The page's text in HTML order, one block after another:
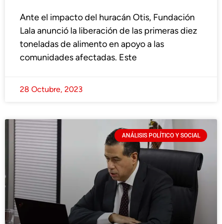
Ante el impacto del huracán Otis, Fundación
Lala anunció la liberación de las primeras diez
toneladas de alimento en apoyo a las
comunidades afectadas. Este
28 Octubre, 2023
ANÁLISIS POLÍTICO Y SOCIAL